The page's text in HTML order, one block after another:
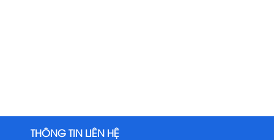
THÔNG TIN LIÊN HỆ